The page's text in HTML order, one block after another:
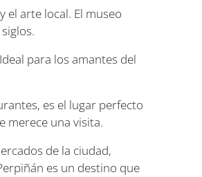
el arte local. El museo
para los amantes del
es el lugar perfecto
merece una visita.
de la ciudad,
es un destino que